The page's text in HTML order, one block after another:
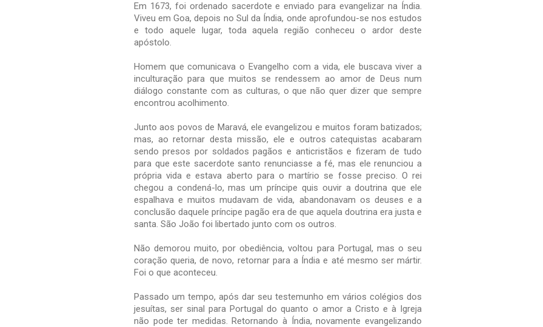
Em 1673, foi ordenado sacerdote e enviado para evangelizar na Índia.
Viveu em Goa, depois no Sul da Índia, onde aprofundou-se nos estudos
e todo aquele lugar, toda aquela região conheceu o ardor deste
apóstolo.
Homem que comunicava o Evangelho com a vida, ele buscava viver a
inculturação para que muitos se rendessem ao amor de Deus num
diálogo constante com as culturas, o que não quer dizer que sempre
encontrou acolhimento.
Junto aos povos de Maravá, ele evangelizou e muitos foram batizados;
mas, ao retornar desta missão, ele e outros catequistas acabaram
sendo presos por soldados pagãos e anticristãos e fizeram de tudo
para que este sacerdote santo renunciasse a fé, mas ele renunciou a
própria vida e estava aberto para o martírio se fosse preciso. O rei
chegou a condená-lo, mas um príncipe quis ouvir a doutrina que ele
espalhava e muitos mudavam de vida, abandonavam os deuses e a
conclusão daquele príncipe pagão era de que aquela doutrina era justa e
santa. São João foi libertado junto com os outros.
Não demorou muito, por obediência, voltou para Portugal, mas o seu
coração queria, de novo, retornar para a Índia e até mesmo ser mártir.
Foi o que aconteceu.
Passado um tempo, após dar seu testemunho em vários colégios dos
jesuítas, ser sinal para Portugal do quanto o amor a Cristo e à Igreja
não pode ter medidas. Retornando à Índia, novamente evangelizando